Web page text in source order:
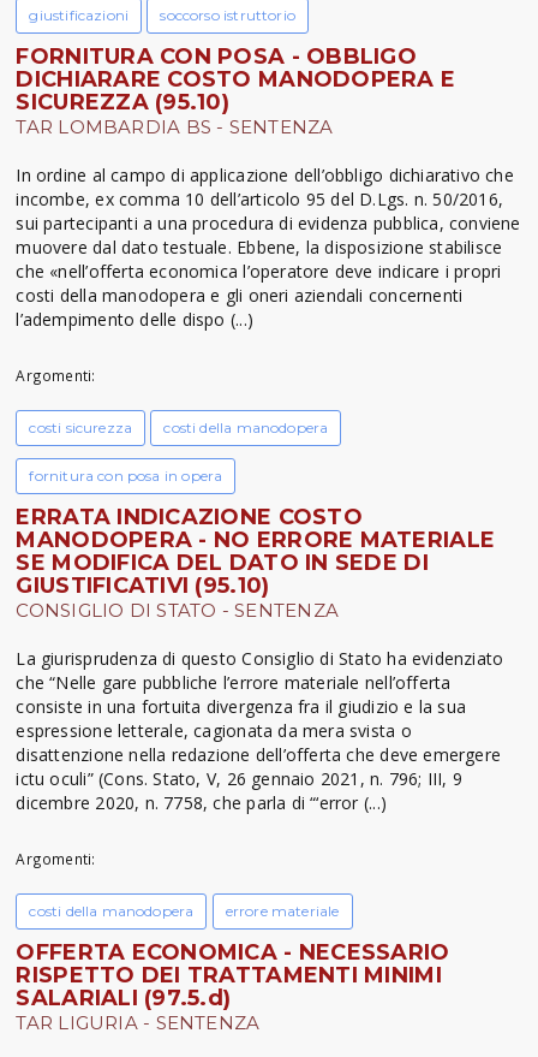
giustificazioni soccorso istruttorio
FORNITURA CON POSA - OBBLIGO
DICHIARARE COSTO MANODOPERA E
SICUREZZA (95.10)
TAR LOMBARDIA BS - SENTENZA
In ordine al campo di applicazione dell’obbligo dichiarativo che
incombe, ex comma 10 dell’articolo 95 del D.Lgs. n. 50/2016,
sui partecipanti a una procedura di evidenza pubblica, conviene
muovere dal dato testuale. Ebbene, la disposizione stabilisce
che «nell’offerta economica l’operatore deve indicare i propri
costi della manodopera e gli oneri aziendali concernenti
l’adempimento delle dispo (...)
Argomenti:
costi sicurezza costi della manodopera
fornitura con posa in opera
ERRATA INDICAZIONE COSTO
MANODOPERA - NO ERRORE MATERIALE
SE MODIFICA DEL DATO IN SEDE DI
GIUSTIFICATIVI (95.10)
CONSIGLIO DI STATO - SENTENZA
La giurisprudenza di questo Consiglio di Stato ha evidenziato
che “Nelle gare pubbliche l’errore materiale nell’offerta
consiste in una fortuita divergenza fra il giudizio e la sua
espressione letterale, cagionata da mera svista o
disattenzione nella redazione dell’offerta che deve emergere
ictu oculi” (Cons. Stato, V, 26 gennaio 2021, n. 796; III, 9
dicembre 2020, n. 7758, che parla di “‘error (...)
Argomenti:
costi della manodopera errore materiale
OFFERTA ECONOMICA - NECESSARIO
RISPETTO DEI TRATTAMENTI MINIMI
SALARIALI (97.5.d)
TAR LIGURIA - SENTENZA